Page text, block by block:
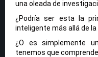
una oleada de
¿Podría ser esta la
inteligente más allá de la
¿O es simplemente
tenemos que